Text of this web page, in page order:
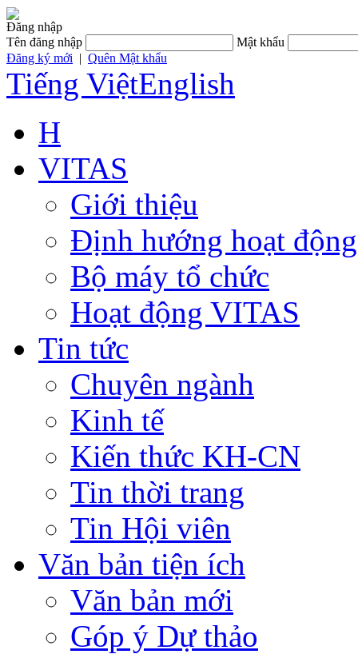
Đăng nhập
Tên đăng nhập
Mật khẩu
Đăng ký mới | Quên Mật khẩu
Tiếng ViệtEnglish
H
VITAS
Giới thiệu
Định hướng hoạt động
Bộ máy tổ chức
Hoạt động VITAS
Tin tức
Chuyên ngành
Kinh tế
Kiến thức KH-CN
Tin thời trang
Tin Hội viên
Văn bản tiện ích
Văn bản mới
Góp ý Dự thảo